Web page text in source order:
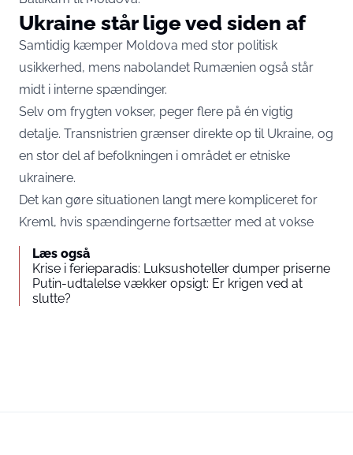
Ukraine står lige ved siden af
Samtidig kæmper Moldova med stor politisk
usikkerhed, mens nabolandet Rumænien også står
midt i interne spændinger.
Selv om frygten vokser, peger flere på én vigtig
detalje. Transnistrien grænser direkte op til Ukraine, og
en stor del af befolkningen i området er etniske
ukrainere.
Det kan gøre situationen langt mere kompliceret for
Kreml, hvis spændingerne fortsætter med at vokse
Læs også
Krise i ferieparadis: Luksushoteller dumper priserne
Putin-udtalelse vækker opsigt: Er krigen ved at
slutte?